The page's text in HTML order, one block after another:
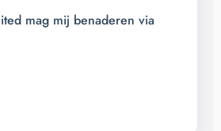
mag mij benaderen via